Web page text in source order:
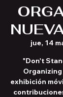
jue, 14
"Don't
Organizing
exhibición